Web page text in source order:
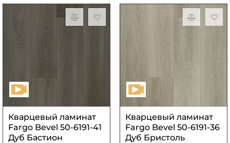
Кварцевый ламинат
Fargo Bevel 50-6191-41
Дуб Бастион
Кварцевый ламинат
Fargo Bevel 50-6191-36
Дуб Бристоль